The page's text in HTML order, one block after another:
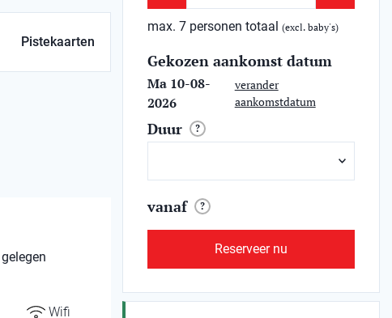
Pistekaarten
Wifi
max. 7 personen totaal(excl. baby's)
Gekozen aankomst datum
Ma 10-08-
2026
verander
aankomstdatum
Duur ?
vanaf ?
Reserveer nu